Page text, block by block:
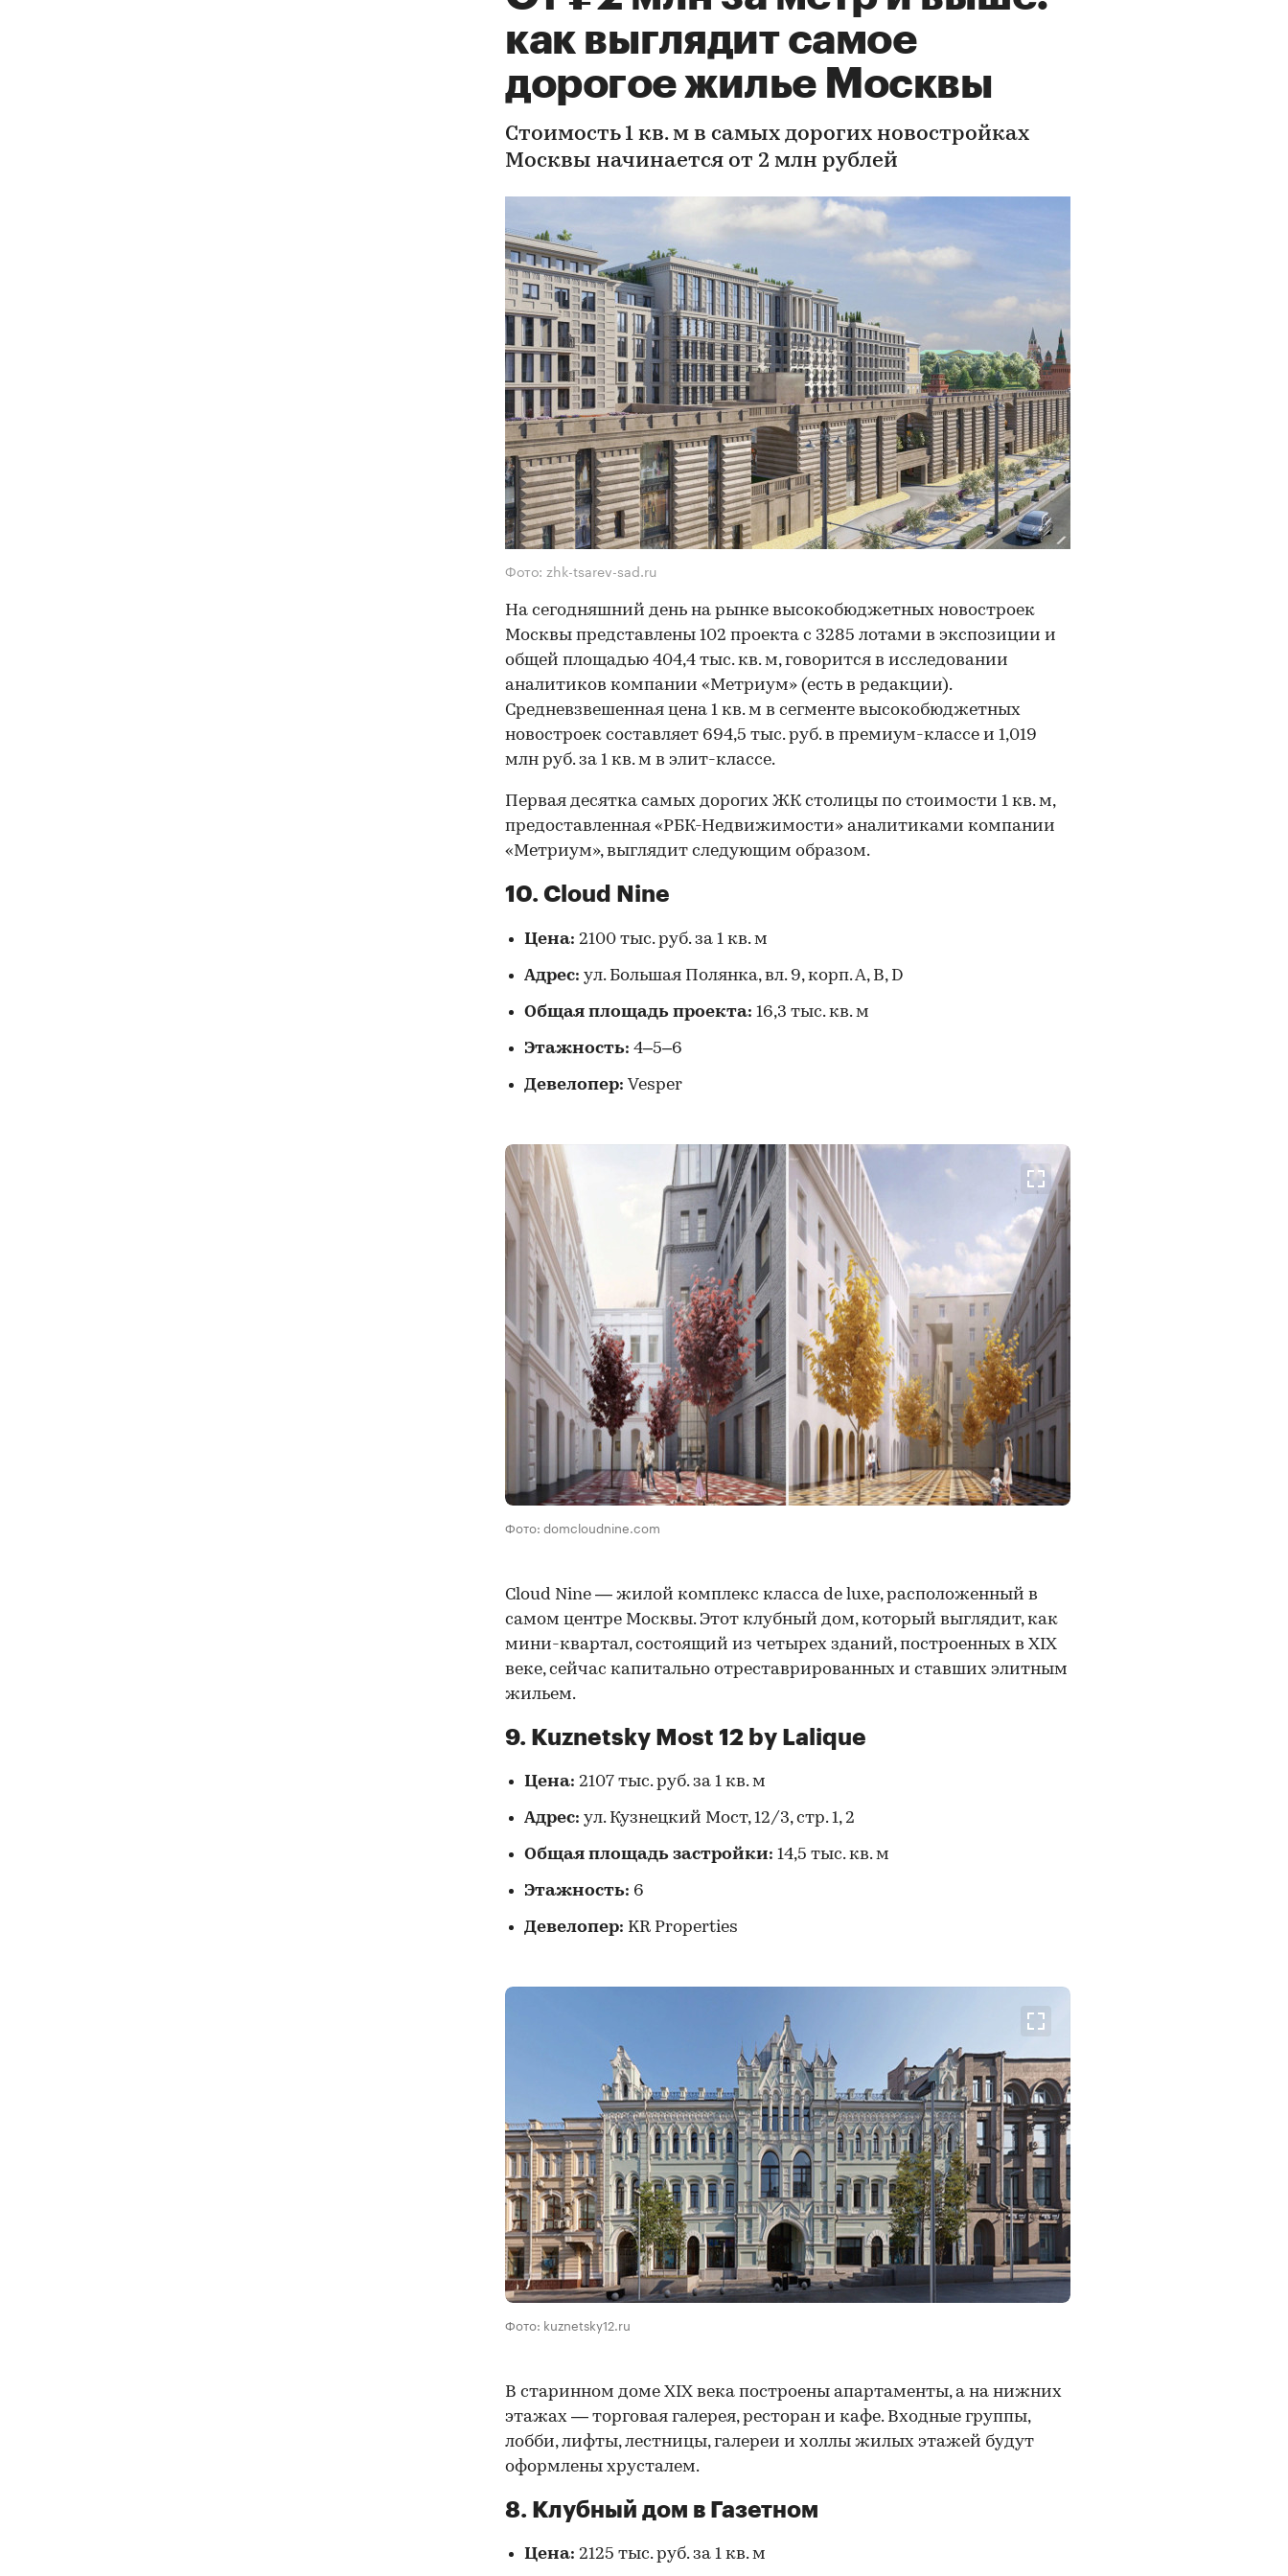
как выглядит самое
дорогое жилье Москвы
Стоимость 1 кв. м в самых дорогих новостройках
Москвы начинается от 2 млн рублей
Фото: zhk-tsarev-sad.ru
На сегодняшний день на рынке высокобюджетных новостроек
Москвы представлены 102 проекта с 3285 лотами в экспозиции и
общей площадью 404,4 тыс. кв. м, говорится в исследовании
аналитиков компании «Метриум» (есть в редакции).
Средневзвешенная цена 1 кв. м в сегменте высокобюджетных
новостроек составляет 694,5 тыс. руб. в премиум-классе и 1,019
млн руб. за 1 кв. м в элит-классе.
Первая десятка самых дорогих ЖК столицы по стоимости 1 кв. м,
предоставленная «РБК-Недвижимости» аналитиками компании
«Метриум», выглядит следующим образом.
10. Cloud Nine
Цена: 2100 тыс. руб. за 1 кв. м
Адрес: ул. Большая Полянка, вл. 9, корп. А, В, D
Общая площадь проекта: 16,3 тыс. кв. м
Этажность: 4–5–6
Девелопер: Vesper
Фото: domcloudnine.com
Cloud Nine — жилой комплекс класса de luxe, расположенный в
самом центре Москвы. Этот клубный дом, который выглядит, как
мини-квартал, состоящий из четырех зданий, построенных в XIX
веке, сейчас капитально отреставрированных и ставших элитным
жильем.
9. Kuznetsky Most 12 by Lalique
Цена: 2107 тыс. руб. за 1 кв. м
Адрес: ул. Кузнецкий Мост, 12/3, стр. 1, 2
Общая площадь застройки: 14,5 тыс. кв. м
Этажность: 6
Девелопер: KR Properties
Фото: kuznetsky12.ru
В старинном доме XIX века построены апартаменты, а на нижних
этажах — торговая галерея, ресторан и кафе. Входные группы,
лобби, лифты, лестницы, галереи и холлы жилых этажей будут
оформлены хрусталем.
8. Клубный дом в Газетном
Цена: 2125 тыс. руб. за 1 кв. м